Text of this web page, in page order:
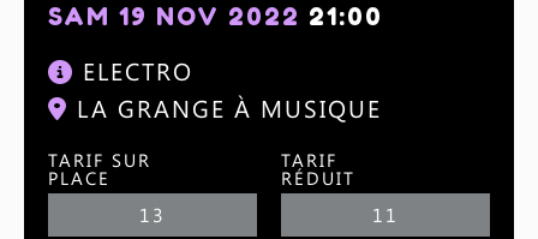
SAM 19 NOV 2022 21:00
ELECTRO
LA GRANGE À MUSIQUE
TARIF SUR
PLACE
13
TARIF
RÉDUIT
11